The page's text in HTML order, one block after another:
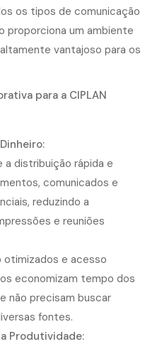
os tipos de comunicação
proporciona um ambiente
vantajoso para os
para a CIPLAN
distribuição rápida e
comunicados e
reduzindo a
e reuniões
otimizados e acesso
economizam tempo dos
não precisam buscar
fontes.
Produtividade: